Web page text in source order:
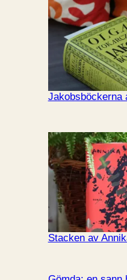
Jakobsböckerna
Stacken av